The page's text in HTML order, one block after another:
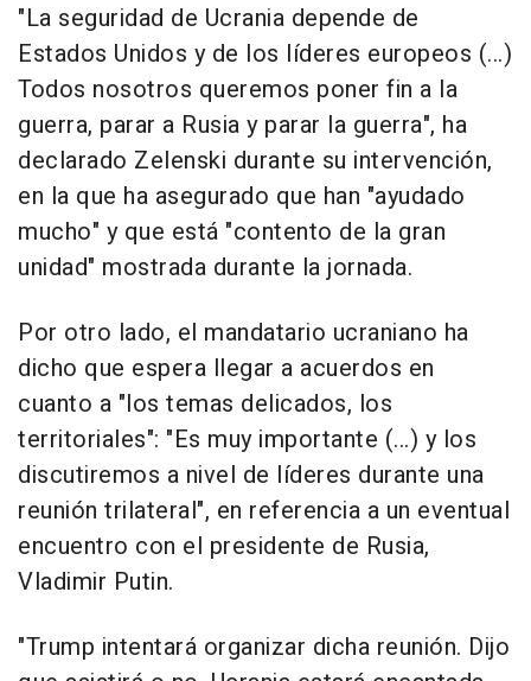
"La seguridad de Ucrania depende de
Estados Unidos y de los líderes europeos (...)
Todos nosotros queremos poner fin a la
guerra, parar a Rusia y parar la guerra", ha
declarado Zelenski durante su intervención,
en la que ha asegurado que han "ayudado
mucho" y que está "contento de la gran
unidad" mostrada durante la jornada.
Por otro lado, el mandatario ucraniano ha
dicho que espera llegar a acuerdos en
cuanto a "los temas delicados, los
territoriales": "Es muy importante (...) y los
discutiremos a nivel de líderes durante una
reunión trilateral", en referencia a un eventual
encuentro con el presidente de Rusia,
Vladimir Putin.
"Trump intentará organizar dicha reunión. Dijo